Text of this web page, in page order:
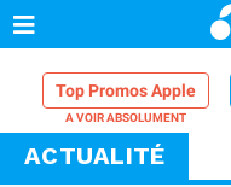
Top Promos Apple
VPN Mac
ACTUALITÉ